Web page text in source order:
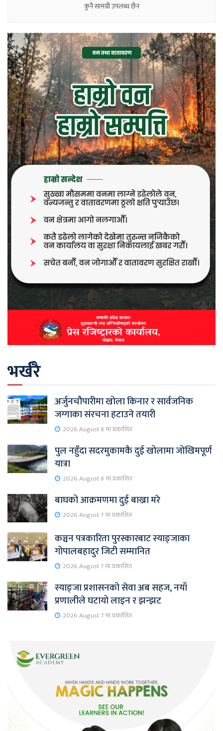
कुनै सामग्री उपलब्ध छैन
भर्खरै
अर्जुनचौपारीमा खोला किनार र सार्वजनिक
जग्गाका संरचना हटाउने तयारी
2026 August 8 मा प्रकाशित
पुल नहुँदा सदरमुकामकै दुई खोलामा जोखिमपूर्ण
यात्रा
2026 August 8 मा प्रकाशित
बाघको आक्रमणमा दुई बाख्रा मरे
2026 August 7 मा प्रकाशित
कञ्चन पत्रकारिता पुरस्कारबाट स्याङ्जाका
गोपालबहादुर जिटी सम्मानित
2026 August 7 मा प्रकाशित
स्याङ्जा प्रशासनको सेवा अब सहज, नयाँ
प्रणालीले घटायो लाइन र झन्झट
2026 August 7 मा प्रकाशित